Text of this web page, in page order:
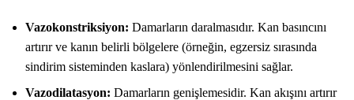
Vazokonstriksiyon: Damarların daralmasıdır. Kan basıncını
artırır ve kanın belirli bölgelere (örneğin, egzersiz sırasında
sindirim sisteminden kaslara) yönlendirilmesini sağlar.
Vazodilatasyon: Damarların genişlemesidir. Kan akışını artırır